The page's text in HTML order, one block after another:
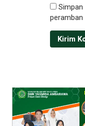
peramban